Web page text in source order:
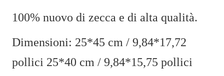
100% nuovo di zecca e di alta qualità.
Dimensioni: 25*45 cm / 9,84*17,72
pollici 25*40 cm / 9,84*15,75 pollici